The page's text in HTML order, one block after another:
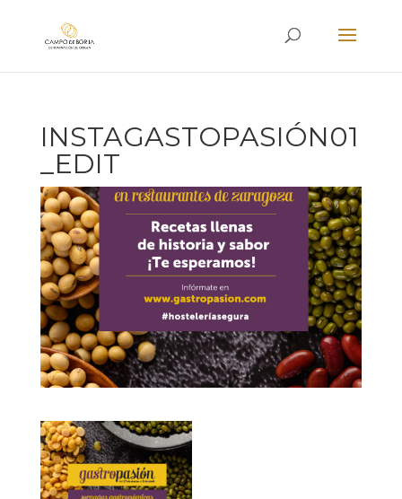
INSTAGASTOPASIÓN01
_EDIT